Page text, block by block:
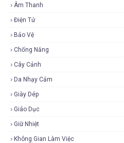
Âm Thanh
Điện Tử
Bảo Vệ
Chống Nắng
Cây Cảnh
Da Nhạy Cảm
Giày Dép
Giáo Dục
Giữ Nhiệt
Không Gian Làm Việc